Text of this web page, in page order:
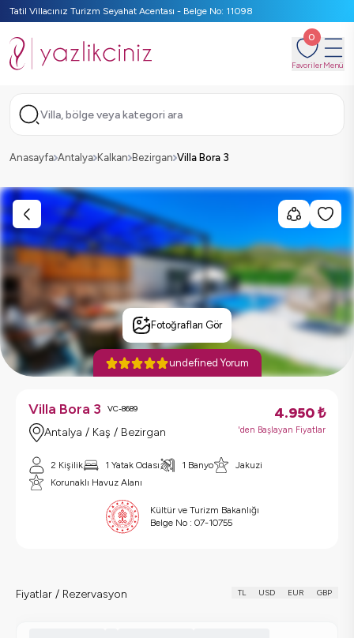
Tatil Villacınız Turizm Seyahat Acentası - Belge No: 11098
0
FavorilerMenü
Villa, bölge veya kategori ara
Anasayfa Antalya Kalkan Bezirgan Villa Bora 3
Fotoğrafları Gör
undefined Yorum
Villa Bora 3 VC-8689
Antalya / Kaş / Bezirgan
4.950₺
'den Başlayan Fiyatlar
2 Kişilik 1 Yatak Odası 1 Banyo
Jakuzi
Korunaklı Havuz Alanı
Kültür ve Turizm Bakanlığı
Belge No : 07-10755
Fiyatlar / Rezervasyon TL USD EUR GBP